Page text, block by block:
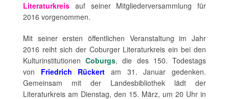
Literaturkreis auf seiner Mitgliederversammlung für
2016 vorgenommen.
Mit seiner ersten öffentlichen Veranstaltung im Jahr
2016 reiht sich der Coburger Literaturkreis ein bei den
KulturinstitutionenCoburgs, die des 150. Todestags
von Friedrich Rückert am 31. Januar gedenken.
Gemeinsam mit der Landesbibliothek lädt der
Literaturkreis am Dienstag, den 15. März, um 20 Uhr in